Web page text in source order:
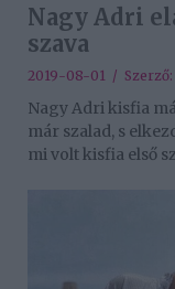
Nagy Adri
szava
2019-08-01 / Szerző:
Nagy Adri kisfia
már szalad, s
mi volt kisfia első